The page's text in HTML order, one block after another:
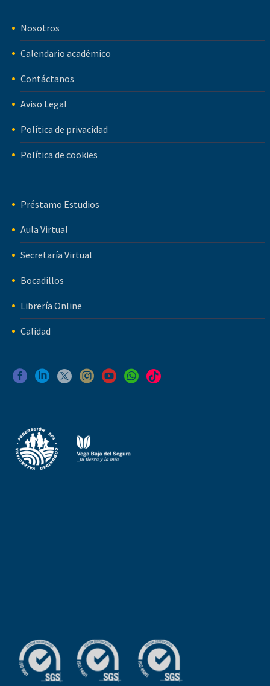
Nosotros
Calendario académico
Contáctanos
Aviso Legal
Política de privacidad
Política de cookies
Préstamo Estudios
Aula Virtual
Secretaría Virtual
Bocadillos
Librería Online
Calidad